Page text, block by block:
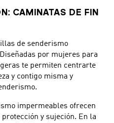
CAMINATAS DE FIN
de senderismo
Diseñadas por mujeres para
te permiten centrarte
y contigo misma y
impermeables ofrecen
y sujeción. En la